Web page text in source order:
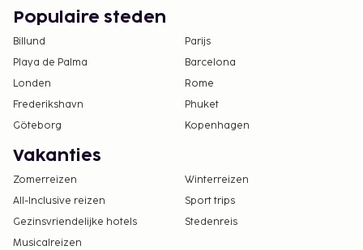
Populaire steden
Billund
Parijs
Playa de Palma
Barcelona
Londen
Rome
Frederikshavn
Phuket
Göteborg
Kopenhagen
Vakanties
Zomerreizen
Winterreizen
All-Inclusive reizen
Sport trips
Gezinsvriendelijke hotels
Stedenreis
Musicalreizen